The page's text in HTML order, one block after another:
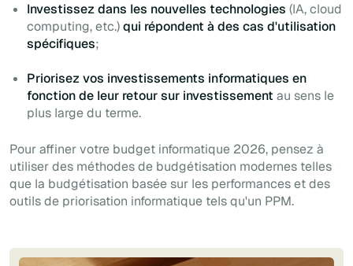
Investissez dans les nouvelles technologies (IA, cloud
computing, etc.)qui répondent à des cas d'utilisation
spécifiques;
Priorisez vos investissements informatiques en
fonction de leur retour sur investissement au sens le
plus large du terme.
Pour affiner votre budget informatique 2026, pensez à
utiliser des méthodes de budgétisation modernes telles
que la budgétisation basée sur les performances et des
outils de priorisation informatique tels qu'un PPM.